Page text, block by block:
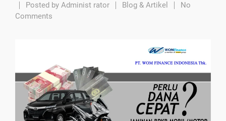
Posted by Administ rator Blog & Artikel
No
Comments